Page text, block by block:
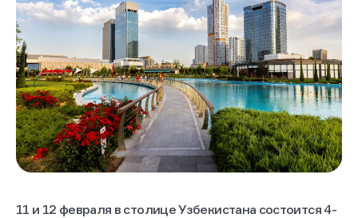
11 и 12 февраля в столице Узбекистана состоится 4-